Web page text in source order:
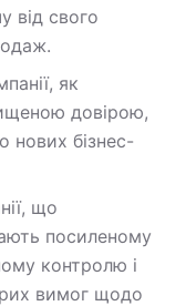
від свого
як
довірою,
нових бізнес-
що
посиленому
контролю і
вимог щодо